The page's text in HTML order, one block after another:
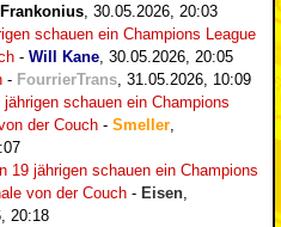
Frankonius 30.05.2026, 20:03
schauen ein Champions League
- Will Kane 30.05.2026, 20:05
- FourrierTrans 31.05.2026, 10:09
schauen ein Champions
der Couch - Smeller
19 jährigen schauen ein Champions
von der Couch - Eisen
20:18